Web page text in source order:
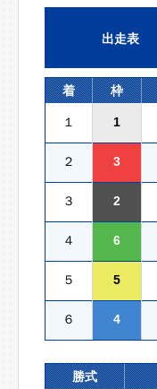
出走表
着 枠
１ 1
２ 3
３ 2
４ 6
５ 5
６ 4
勝式